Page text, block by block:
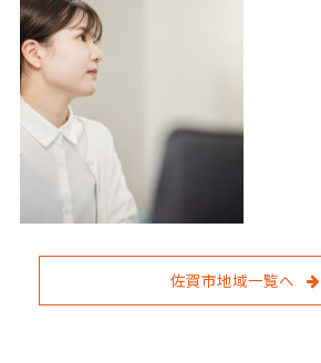
佐賀市地域一覧へ